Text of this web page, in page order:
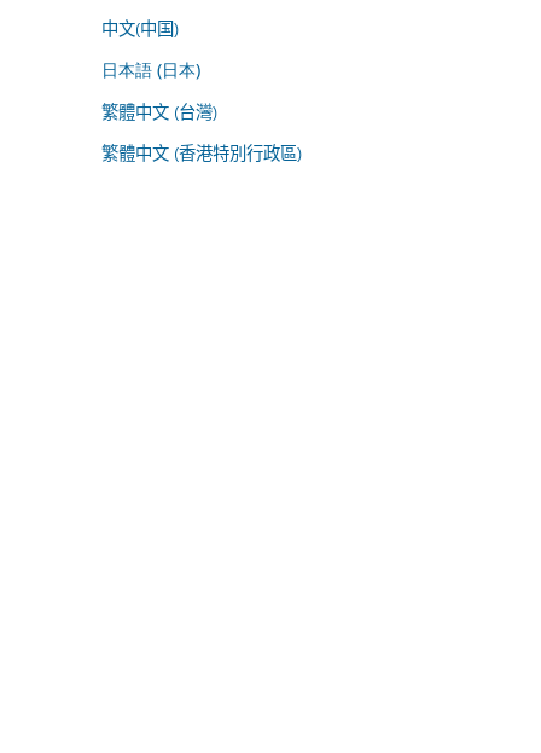
中文(中国)
日本語 (日本)
繁體中文 (台灣)
繁體中文 (香港特別行政區)